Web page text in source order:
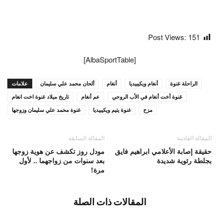
Post Views: 151
[AlbaSportTable]
علامات ألحان محمد علي سليمان أنغام أنغام ويكيبيديا
الراحلة غنوة
تاريخ ميلاد غنوة اخت انغام
عم أنغام
غنوة أخت أنغام في الأب الروحي
غنوة محمد علي سليمان وزوجها
غنوة يتيم ويكيبيديا مزح
المقالة السابقة
مودل روز تكشف عن هوية زوجها
بعد سنوات من زواجهما .. لأول
مرة!
المقالة القادمة
حقيقة إصابة الأعلامي ابراهيم فايق
بجلطة رئوية شديدة
المقالات ذات الصلة